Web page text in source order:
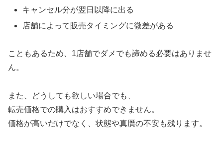
キャンセル分が翌日以降に出る
店舗によって販売タイミングに微差がある
こともあるため、1店舗でダメでも諦める必要はありませ
ん。
また、どうしても欲しい場合でも、
転売価格での購入はおすすめできません。
価格が高いだけでなく、状態や真贋の不安も残ります。